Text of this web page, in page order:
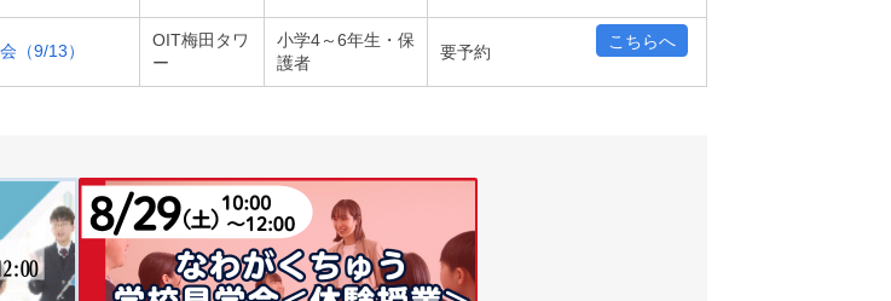
（9/13）
OIT梅田タワ
ー
小学4～6年生・保
護者
要予約
こちらへ